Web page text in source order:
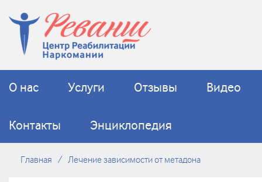
О нас Услуги Отзывы Видео
Контакты Энциклопедия
Главная Лечение зависимости от метадона